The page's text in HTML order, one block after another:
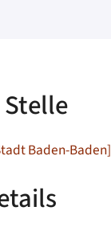
Baden-Baden]